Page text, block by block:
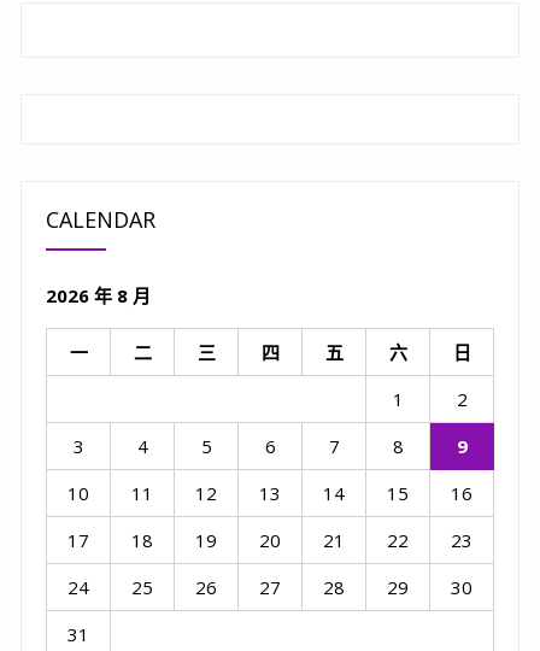
CALENDAR
2026 年 8 月
一 二 三 四 五 六
日
1
2
3
4 5 6 7 8
9
10
11 12 13 14 15
16
17
18 19 20 21 22
23
24
25 26 27 28 29
30
31